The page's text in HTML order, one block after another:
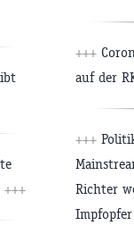
+++
+++
auf der
+++
Richter